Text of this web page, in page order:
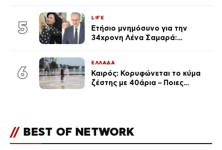
του Θεού»
5
LIFE
Ετήσιο μνημόσυνο για την
34χρονη Λένα Σαμαρά:
6
ΕΛΛΑΔΑ
Καιρός: Κορυφώνεται το κύμα
ζέστης με 40άρια – Ποιες
// BEST OF NETWORK